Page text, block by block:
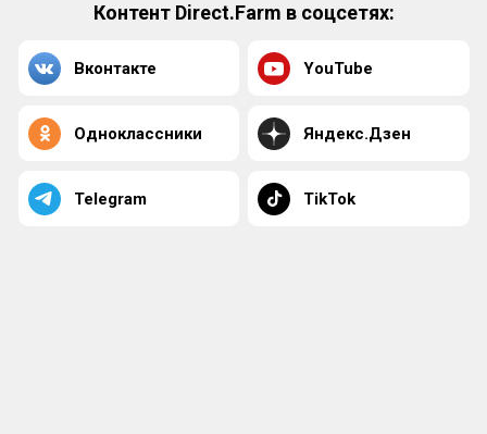
Контент Direct.Farm в соцсетях:
Вконтакте YouTube
Одноклассники Яндекс.Дзен
Telegram TikTok